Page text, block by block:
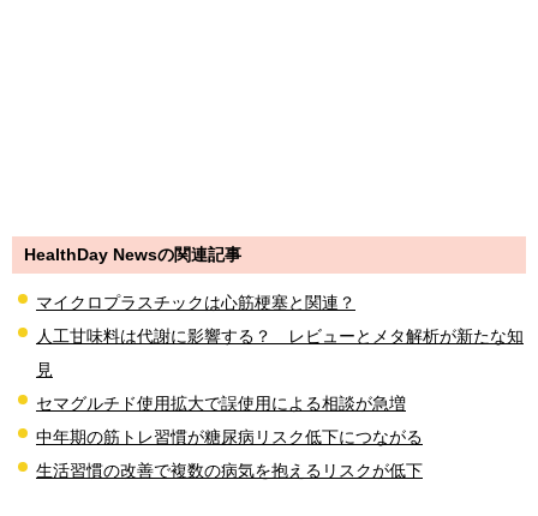
HealthDay Newsの関連記事
マイクロプラスチックは心筋梗塞と関連？
人工甘味料は代謝に影響する？ レビューとメタ解析が新たな知
見
セマグルチド使用拡大で誤使用による相談が急増
中年期の筋トレ習慣が糖尿病リスク低下につながる
生活習慣の改善で複数の病気を抱えるリスクが低下